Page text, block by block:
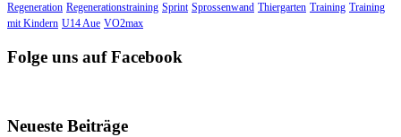
Regeneration Regenerationstraining Sprint Sprossenwand Thiergarten Training Training
mit Kindern U14 Aue VO2max
Folge uns auf Facebook
Neueste Beiträge